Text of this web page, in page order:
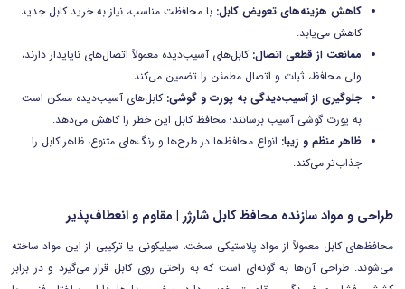
کاهش هزینه‌های تعویض کابل: با محافظت مناسب، نیاز به خرید کابل جدید
کاهش می‌یابد.
ممانعت از قطعی اتصال: کابل‌های آسیب‌دیده معمولاً اتصال‌های ناپایدار دارند،
ولی محافظ، ثبات و اتصال مطمئن را تضمین می‌کند.
جلوگیری از آسیب‌دیدگی به پورت و گوشی: کابل‌های آسیب‌دیده ممکن است
به پورت گوشی آسیب برسانند؛ محافظ کابل این خطر را کاهش می‌دهد.
ظاهر منظم و زیبا: انواع محافظ‌ها در طرح‌ها و رنگ‌های متنوع، ظاهر کابل را
جذاب‌تر می‌کند.
طراحی و مواد سازنده محافظ کابل شارژر | مقاوم و انعطاف‌پذیر
محافظ‌های کابل معمولاً از مواد پلاستیکی سخت، سیلیکونی یا ترکیبی از این مواد ساخته
می‌شوند. طراحی آن‌ها به گونه‌ای است که به راحتی روی کابل قرار می‌گیرد و در برابر